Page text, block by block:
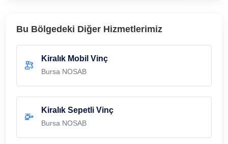
Bu Bölgedeki Diğer Hizmetlerimiz
Kiralık Mobil Vinç
Bursa NOSAB
Kiralık Sepetli Vinç
Bursa NOSAB